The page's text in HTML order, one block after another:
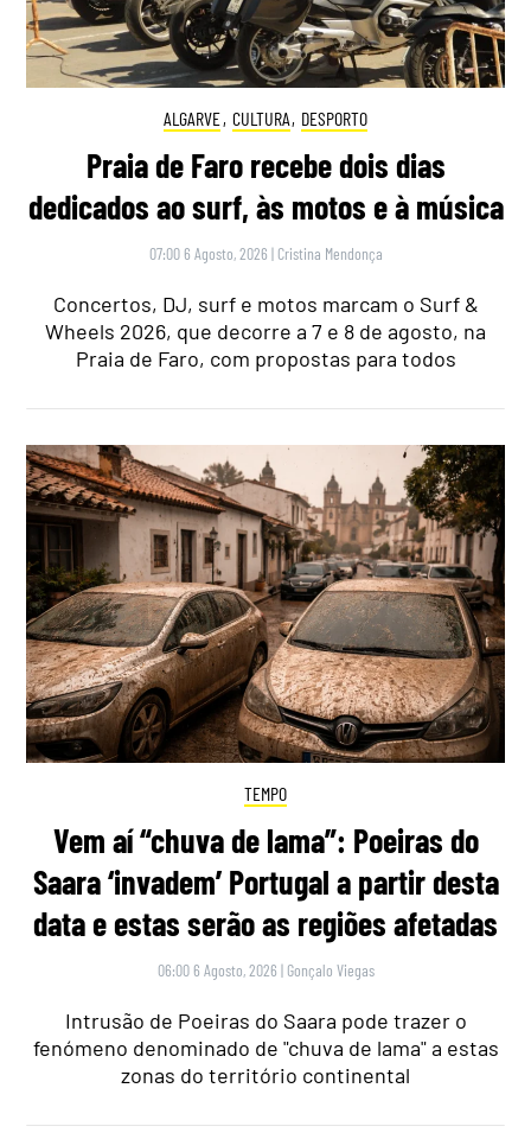
ALGARVE, CULTURA, DESPORTO
Praia de Faro recebe dois dias
dedicados ao surf, às motos e à música
07:00 6 Agosto, 2026 | Cristina Mendonça
Concertos, DJ, surf e motos marcam o Surf &
Wheels 2026, que decorre a 7 e 8 de agosto, na
Praia de Faro, com propostas para todos
TEMPO
Vem aí “chuva de lama”: Poeiras do
Saara ‘invadem’ Portugal a partir desta
data e estas serão as regiões afetadas
06:00 6 Agosto, 2026 | Gonçalo Viegas
Intrusão de Poeiras do Saara pode trazer o
fenómeno denominado de "chuva de lama" a estas
zonas do território continental